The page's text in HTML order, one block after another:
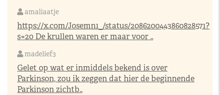
amaliaatje
https://x.com/Josemn1_/status/2086200443860828571?
s=20 De krullen waren er maar voor ..
madelief3
Gelet op wat er inmiddels bekend is over
Parkinson, zou ik zeggen dat hier de beginnende
Parkinson zichtb..